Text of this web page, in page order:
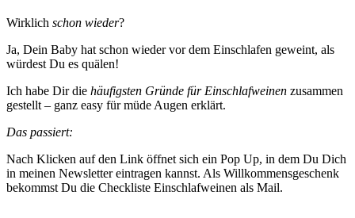
Wirklich schon wieder?
Ja, Dein Baby hat schon wieder vor dem Einschlafen geweint, als
würdest Du es quälen!
Ich habe Dir die häufigsten Gründe für Einschlafweinen zusammen
gestellt – ganz easy für müde Augen erklärt.
Das passiert:
Nach Klicken auf den Link öffnet sich ein Pop Up, in dem Du Dich
in meinen Newsletter eintragen kannst. Als Willkommensgeschenk
bekommst Du die Checkliste Einschlafweinen als Mail.